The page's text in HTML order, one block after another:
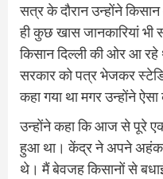
सत्र के दौरान उन्होंने
ही कुछ खास जानकारियां भी
किसान दिल्ली की ओर आ
सरकार को पत्र भेजकर
कहा गया था मगर उन्होंने
उन्होंने कहा कि आज से पूरे
हुआ था। केंद्र ने अपने
थे। मैं बेवजह किसानों से